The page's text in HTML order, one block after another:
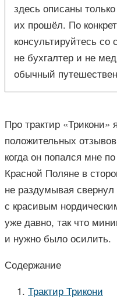
здесь описаны
их прошёл. По
консультируйтесь
не бухгалтер и не
обычный
Про трактир «Трикони»
положительных
когда он попался мне
Красной Поляне в
не раздумывая
с красивым
уже давно, так что
и нужно было осилить.
Содержание
Трактир Трикони